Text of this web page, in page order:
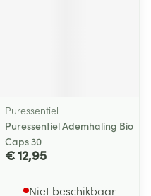
Puressentiel
Puressentiel Ademhaling Bio
Caps 30
€ 12,95
Niet beschikbaar